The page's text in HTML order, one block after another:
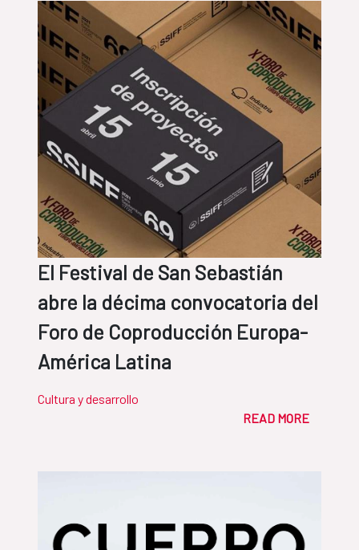
El Festival de San Sebastián
abre la décima convocatoria del
Foro de Coproducción Europa-
América Latina
Cultura y desarrollo
READ MORE